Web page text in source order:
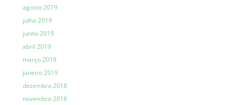
agosto 2019
julho 2019
junho 2019
abril 2019
março 2019
janeiro 2019
dezembro 2018
novembro 2018